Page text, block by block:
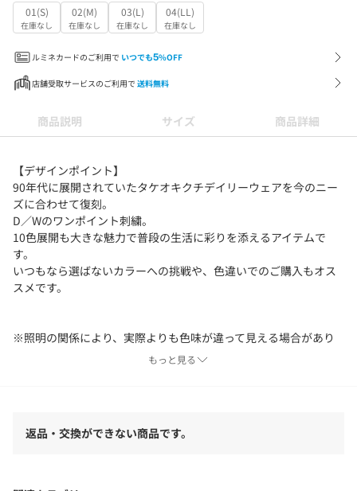
01(S)
在庫なし
02(M)
在庫なし
03(L)
在庫なし
04(LL)
在庫なし
ルミネカードのご利用で いつでも5%OFF
店舗受取サービスのご利用で 送料無料
商品説明 サイズ 商品詳細
【デザインポイント】
90年代に展開されていたタケオキクチデイリーウェアを今のニー
ズに合わせて復刻。
D／Wのワンポイント刺繍。
10色展開も大きな魅力で普段の生活に彩りを添えるアイテムで
す。
いつもなら選ばないカラーへの挑戦や、色違いでのご購入もオス
スメです。
※照明の関係により、実際よりも色味が違って見える場合があり
ます。また、パソコン・スマートフォンなどの環境により、若干
もっと見る
返品・交換ができない商品です。